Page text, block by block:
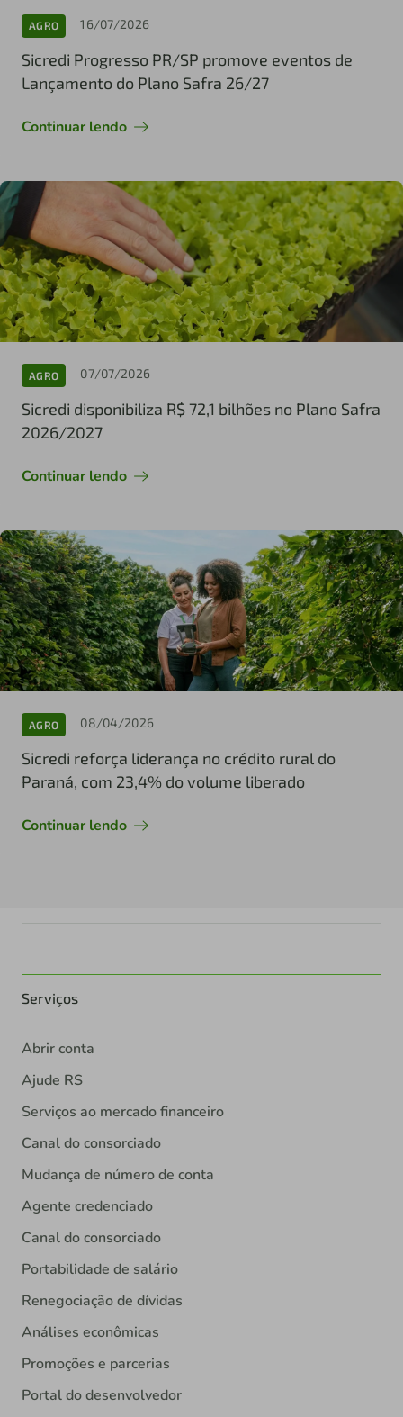
AGRO 16/07/2026
Sicredi Progresso PR/SP promove eventos de
Lançamento do Plano Safra 26/27
Continuar lendo
AGRO 07/07/2026
Sicredi disponibiliza R$ 72,1 bilhões no Plano Safra
2026/2027
Continuar lendo
AGRO 08/04/2026
Sicredi reforça liderança no crédito rural do
Paraná, com 23,4% do volume liberado
Continuar lendo
Serviços
Abrir conta
Ajude RS
Serviços ao mercado financeiro
Canal do consorciado
Mudança de número de conta
Agente credenciado
Canal do consorciado
Portabilidade de salário
Renegociação de dívidas
Análises econômicas
Promoções e parcerias
Portal do desenvolvedor